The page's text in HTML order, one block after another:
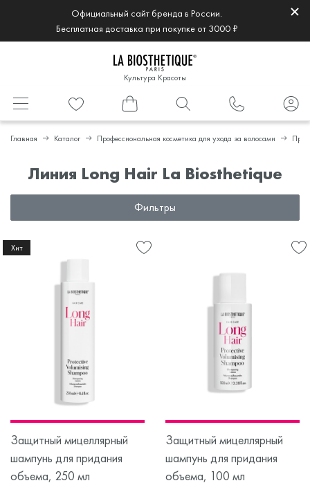
Официальный сайт бренда в России.
Бесплатная доставка при покупке от 3000 ₽
Культура Красоты
Главная Каталог Профессиональная косметика для ухода за волосами
Линия Long Hair La Biosthetique
Фильтры
Хит
Защитный мицеллярный
шампунь для придания
объема, 250 мл
Защитный мицеллярный
шампунь для придания
объема, 100 мл